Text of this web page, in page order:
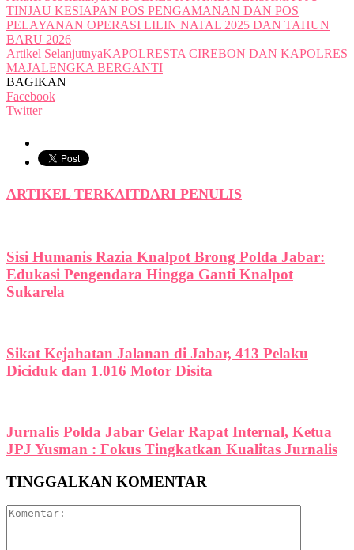
TINJAU KESIAPAN POS PENGAMANAN DAN POS
PELAYANAN OPERASI LILIN NATAL 2025 DAN TAHUN
BARU 2026
Artikel SelanjutnyaKAPOLRESTA CIREBON DAN KAPOLRES
MAJALENGKA BERGANTI
BAGIKAN
Facebook
Twitter
ARTIKEL TERKAITDARI PENULIS
Sisi Humanis Razia Knalpot Brong Polda Jabar:
Edukasi Pengendara Hingga Ganti Knalpot
Sukarela
Sikat Kejahatan Jalanan di Jabar, 413 Pelaku
Diciduk dan 1.016 Motor Disita
Jurnalis Polda Jabar Gelar Rapat Internal, Ketua
JPJ Yusman : Fokus Tingkatkan Kualitas Jurnalis
TINGGALKAN KOMENTAR